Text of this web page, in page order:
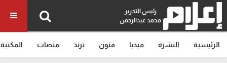
رئيس التحرير
محمد عبدالرحمن
الرئيسية النشرة ميديا فنون ترند منصات المكتبة